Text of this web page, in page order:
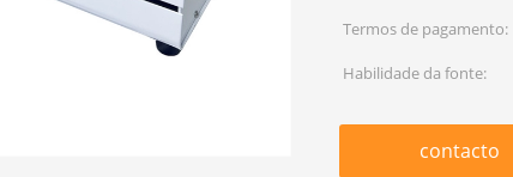
Termos de pagamento:
Habilidade da fonte:
contacto